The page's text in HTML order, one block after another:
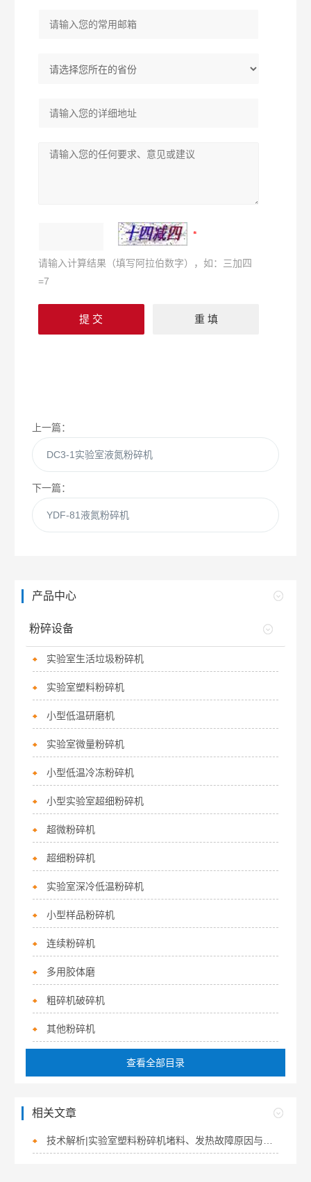
请输入计算结果（填写阿拉伯数字），如：三加四
=7
上一篇：
DC3-1实验室液氮粉碎机
下一篇：
YDF-81液氮粉碎机
产品中心
粉碎设备
实验室生活垃圾粉碎机
实验室塑料粉碎机
小型低温研磨机
实验室微量粉碎机
小型低温冷冻粉碎机
小型实验室超细粉碎机
超微粉碎机
超细粉碎机
实验室深冷低温粉碎机
小型样品粉碎机
连续粉碎机
多用胶体磨
粗碎机破碎机
其他粉碎机
查看全部目录
相关文章